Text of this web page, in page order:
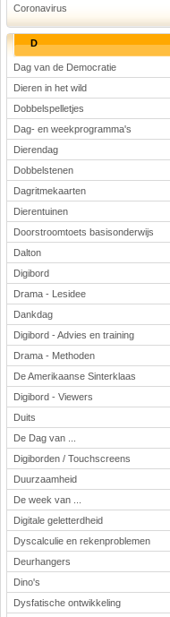
Coronavirus
D
Dag van de Democratie
Dieren in het wild
Dobbelspelletjes
Dag- en weekprogramma's
Dierendag
Dobbelstenen
Dagritmekaarten
Dierentuinen
Doorstroomtoets basisonderwijs
Dalton
Digibord
Drama - Lesidee
Dankdag
Digibord - Advies en training
Drama - Methoden
De Amerikaanse Sinterklaas
Digibord - Viewers
Duits
De Dag van ...
Digiborden / Touchscreens
Duurzaamheid
De week van ...
Digitale geletterdheid
Dyscalculie en rekenproblemen
Deurhangers
Dino's
Dysfatische ontwikkeling